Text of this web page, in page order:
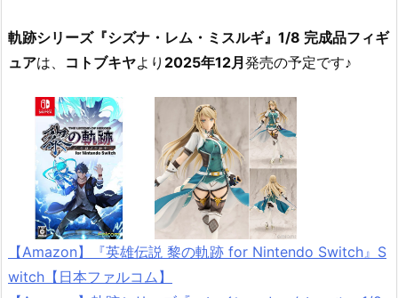
軌跡シリーズ『シズナ・レム・ミスルギ』1/8 完成品フィギ
ュアは、 コトブキヤより 2025年12月発売の予定です♪
【Amazon】『英雄伝説 黎の軌跡 for Nintendo Switch』S
witch【日本ファルコム】